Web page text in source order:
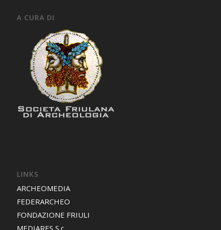
A CURA DI
LINKS
ARCHEOMEDIA
FEDERARCHEO
FONDAZIONE FRIULI
MEDIARES S.c.